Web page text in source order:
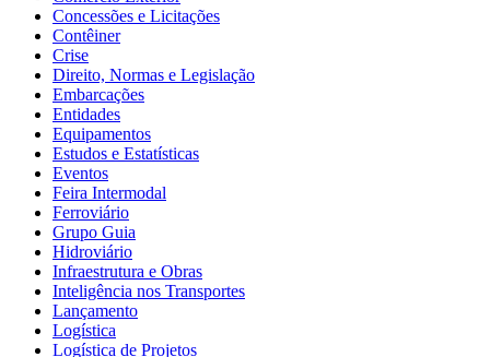
Concessões e Licitações
Contêiner
Crise
Direito, Normas e Legislação
Embarcações
Entidades
Equipamentos
Estudos e Estatísticas
Eventos
Feira Intermodal
Ferroviário
Grupo Guia
Hidroviário
Infraestrutura e Obras
Inteligência nos Transportes
Lançamento
Logística
Logística de Projetos